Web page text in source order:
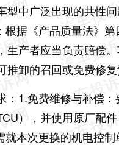
型中广泛出现的共性
据《产品质量法》
生产者应当负责赔偿
卸的召回或免费修复
1.免费维修与补偿：
），并使用原厂配
本次更换的机电控